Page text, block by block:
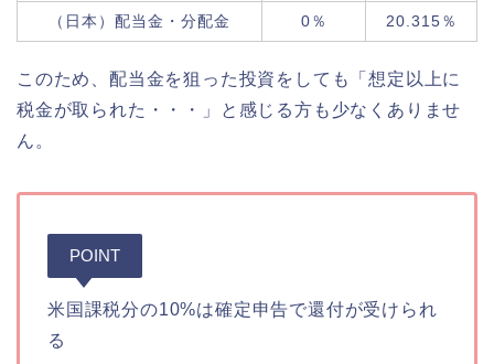
（日本）配当金・分配金 0％ 20.315％
このため、配当金を狙った投資をしても「想定以上に
税金が取られた・・・」と感じる方も少なくありませ
ん。
POINT
米国課税分の10%は確定申告で還付が受けられ
る